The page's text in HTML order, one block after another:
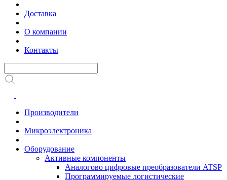
Доставка
О компании
Контакты
Производители
Микроэлектроника
Оборудование
Активные компоненты
Аналогово цифровые преобразователи ATSP
Программируемые логистические